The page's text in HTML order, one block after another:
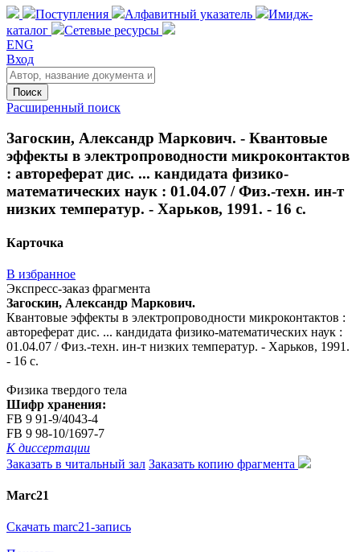
Поступления Алфавитный указатель
Имидж-
каталог
Сетевые ресурсы
ENG
Вход
Поиск
Расширенный поиск
Загоскин, Александр Маркович. - Квантовые
эффекты в электропроводности микроконтактов
: автореферат дис. ... кандидата физико-
математических наук : 01.04.07 / Физ.-техн. ин-т
низких температур. - Харьков, 1991. - 16 с.
Карточка
В избранное
Экспресс-заказ фрагмента
Загоскин, Александр Маркович.
Квантовые эффекты в электропроводности микроконтактов :
автореферат дис. ... кандидата физико-математических наук :
01.04.07 / Физ.-техн. ин-т низких температур. - Харьков, 1991.
- 16 с.
Физика твердого тела
Шифр хранения:
FB 9 91-9/4043-4
FB 9 98-10/1697-7
К диссертации
Заказать в читальный зал Заказать копию фрагмента
Marc21
Скачать marc21-запись